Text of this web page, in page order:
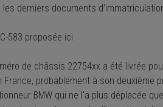
derniers documents
583 proposée ici
de châssis 22754xx a été livrée
probablement à son deuxième
BMW qui ne l'a plus déplacée